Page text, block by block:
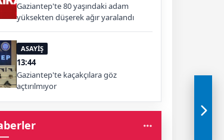
Gaziantep'te 80 yaşındaki adam
yüksekten düşerek ağır yaralandı
ASAYİŞ
13:44
Gaziantep'te kaçakçılara göz
açtırılmıyor